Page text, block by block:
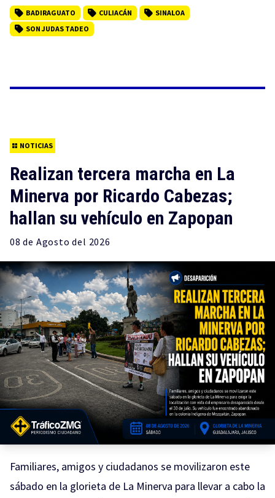
BADIRAGUATO CULIACÁN
SINALOA
SON JUDAS TADEO
NOTICIAS
Realizan tercera marcha en La
Minerva por Ricardo Cabezas;
hallan su vehículo en Zapopan
08 de Agosto del 2026
Familiares, amigos y ciudadanos se movilizaron este
sábado en la glorieta de La Minerva para llevar a cabo la